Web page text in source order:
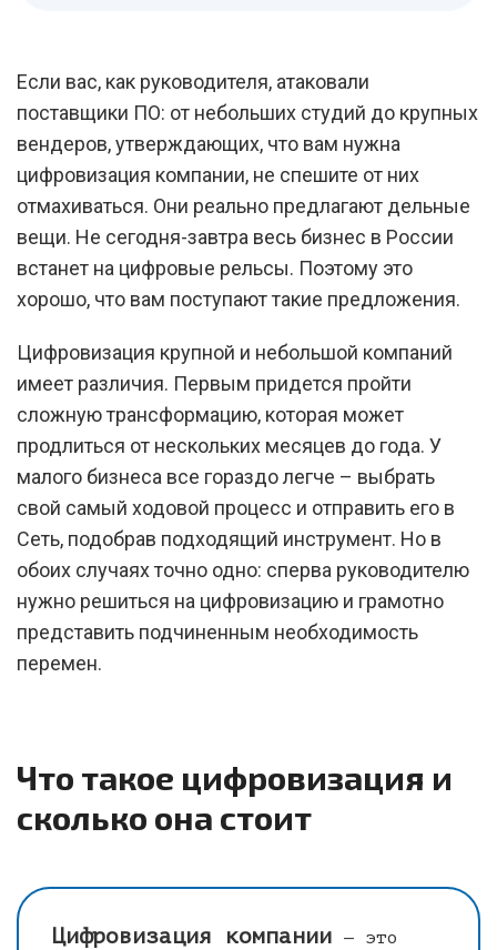
Если вас, как руководителя, атаковали
поставщики ПО: от небольших студий до крупных
вендеров, утверждающих, что вам нужна
цифровизация компании, не спешите от них
отмахиваться. Они реально предлагают дельные
вещи. Не сегодня-завтра весь бизнес в России
встанет на цифровые рельсы. Поэтому это
хорошо, что вам поступают такие предложения.
Цифровизация крупной и небольшой компаний
имеет различия. Первым придется пройти
сложную трансформацию, которая может
продлиться от нескольких месяцев до года. У
малого бизнеса все гораздо легче – выбрать
свой самый ходовой процесс и отправить его в
Сеть, подобрав подходящий инструмент. Но в
обоих случаях точно одно: сперва руководителю
нужно решиться на цифровизацию и грамотно
представить подчиненным необходимость
перемен.
Что такое цифровизация и
сколько она стоит
Цифровизация компании — это